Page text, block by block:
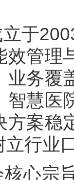
2003
管理
业务覆
智慧医
方案
立行业
宗旨